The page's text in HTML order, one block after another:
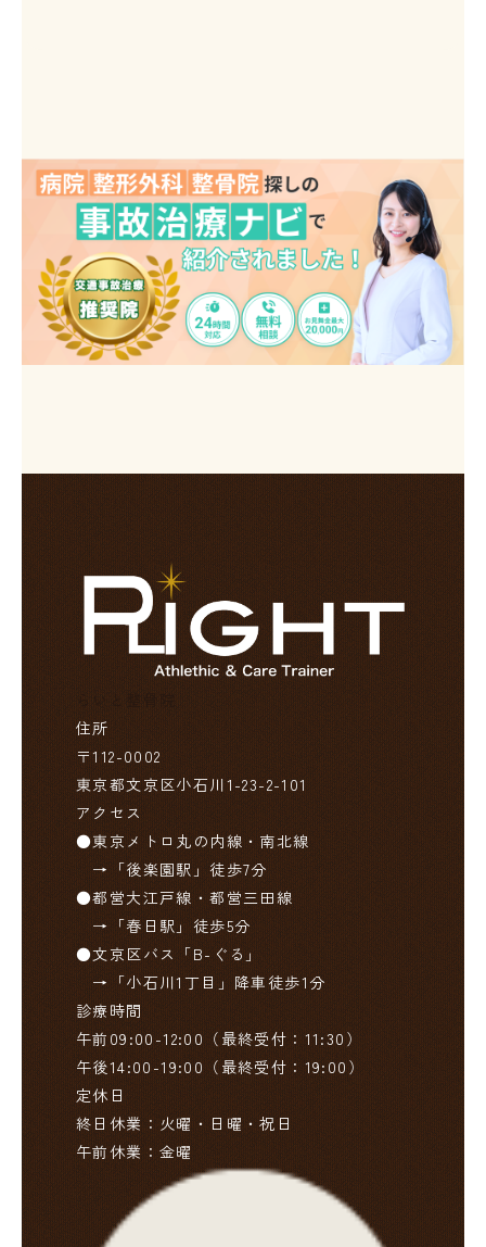
らいと整骨院
住所
〒112-0002
東京都文京区小石川1-23-2-101
アクセス
●東京メトロ丸の内線・南北線
→「後楽園駅」徒歩7分
●都営大江戸線・都営三田線
→「春日駅」徒歩5分
●文京区バス「B-ぐる」
→「小石川1丁目」降車徒歩1分
診療時間
午前09:00-12:00（最終受付：11:30）
午後14:00-19:00（最終受付：19:00）
定休日
終日休業：火曜・日曜・祝日
午前休業：金曜